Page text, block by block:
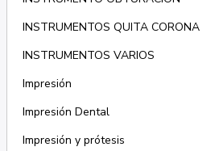
INSTRUMENTOS QUITA CORONA
INSTRUMENTOS VARIOS
Impresión
Impresión Dental
Impresión y prótesis